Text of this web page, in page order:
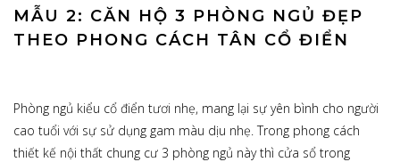
MẪU 2: CĂN HỘ 3 PHÒNG NGỦ ĐẸP
THEO PHONG CÁCH TÂN CỔ ĐIỂN
Phòng ngủ kiểu cổ điển tươi nhẹ, mang lại sự yên bình cho người
cao tuổi với sự sử dụng gam màu dịu nhẹ. Trong phong cách
thiết kế nội thất chung cư 3 phòng ngủ này thì cửa sổ trong